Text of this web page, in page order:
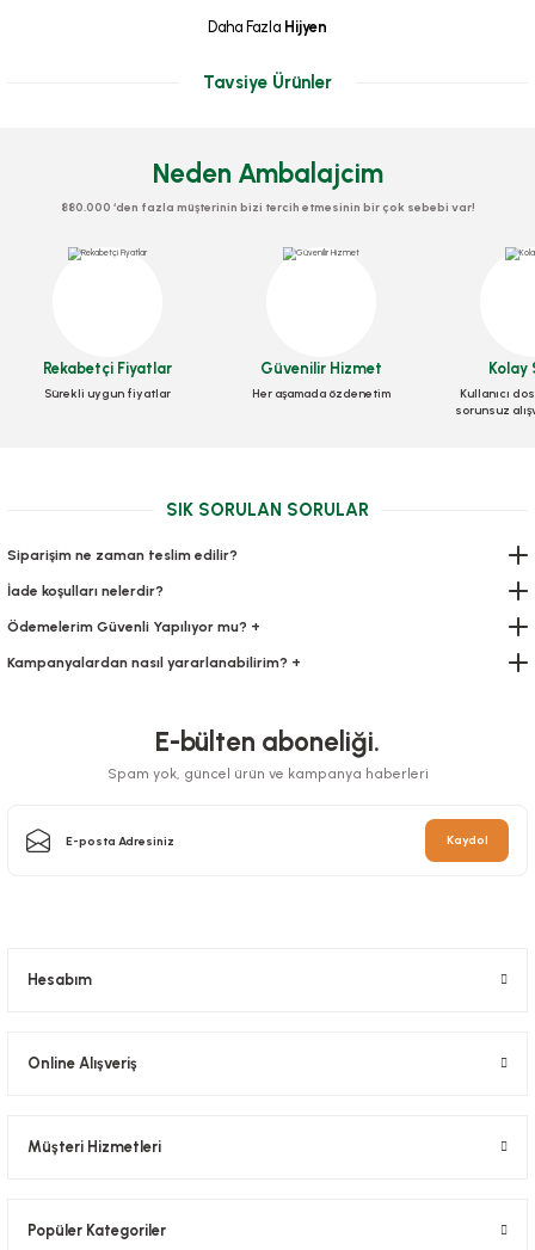
Daha Fazla Hijyen
Tavsiye Ürünler
Kolonyalı Mendil 6x10 Cm 1000 Adetli
Peçete Garson Katlama 24x24 Cm Siyah
Neden Ambalajcim
880.000 ‘den fazla müşterinin bizi tercih etmesinin bir çok sebebi var!
Rekabetçi Fiyatlar
Sürekli uygun fiyatlar
Güvenilir Hizmet
Her aşamada özdenetim
Kolay
Kullanıcı
sorunsuz
SIK SORULAN SORULAR
Siparişim ne zaman teslim edilir?
İade koşulları nelerdir?
Ödemelerim Güvenli Yapılıyor mu? +
Kampanyalardan nasıl yararlanabilirim? +
E-bülten aboneliği.
Spam yok, güncel ürün ve kampanya haberleri
Kaydol
Hesabım
Online Alışveriş
Müşteri Hizmetleri
Popüler Kategoriler